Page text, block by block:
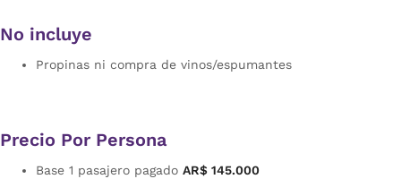
No incluye
Propinas ni compra de vinos/espumantes
Precio Por Persona
Base 1 pasajero pagado AR$ 145.000